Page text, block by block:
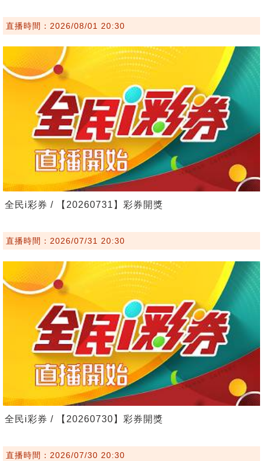
直播時間：2026/08/01 20:30
全民i彩券 / 【20260731】彩券開獎
直播時間：2026/07/31 20:30
全民i彩券 / 【20260730】彩券開獎
直播時間：2026/07/30 20:30